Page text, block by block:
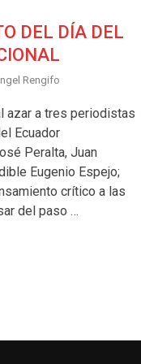
DEL DÍA DEL
Rengifo
azar a tres periodistas
Ecuador
Peralta, Juan
Eugenio Espejo;
crítico a las
del paso …